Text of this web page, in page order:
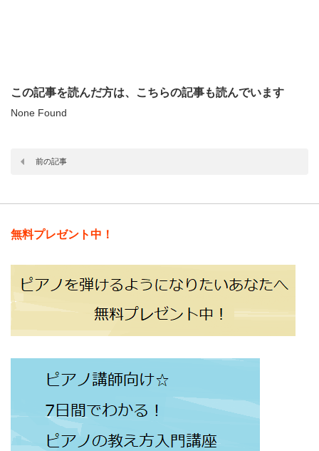
この記事を読んだ方は、こちらの記事も読んでいます
None Found
前の記事
無料プレゼント中！